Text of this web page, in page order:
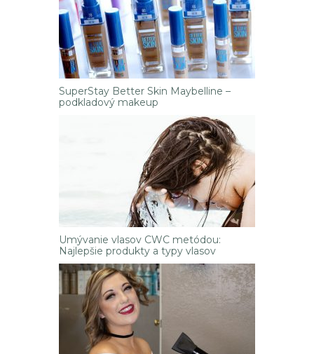
SuperStay Better Skin Maybelline –
podkladový makeup
Umývanie vlasov CWC metódou:
Najlepšie produkty a typy vlasov